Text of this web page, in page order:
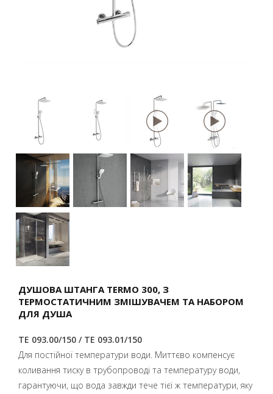
ДУШОВА ШТАНГА TERMO 300, З
ТЕРМОСТАТИЧНИМ ЗМІШУВАЧЕМ ТА НАБОРОМ
ДЛЯ ДУША
TE 093.00/150 / TE 093.01/150
Для постійної температури води. Миттєво компенсує
коливання тиску в трубопроводі та температуру води,
гарантуючи, що вода завжди тече тієї ж температури, яку